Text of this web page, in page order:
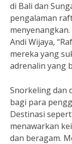
di Bali dan
pengalaman
Andi Wijaya,
mereka yang
adrenalin yang
Snorkeling dan
bagi para
Destinasi
menawarkan
dan beragam.